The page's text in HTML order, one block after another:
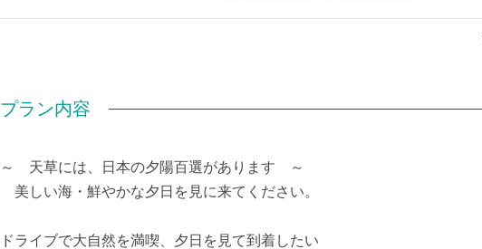
プラン内容
～ 天草には、日本の夕陽百選があります ～
美しい海・鮮やかな夕日を見に来てください。
ドライブで大自然を満喫、夕日を見て到着したい